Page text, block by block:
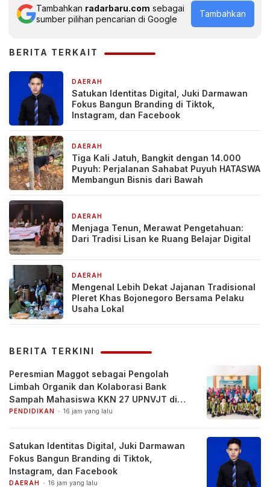
Tambahkan radarbaru.com sebagai
sumber pilihan pencarian di Google
Tambahkan
BERITA TERKAIT
DAERAH
Satukan Identitas Digital, Juki Darmawan
Fokus Bangun Branding di Tiktok,
Instagram, dan Facebook
DAERAH
Tiga Kali Jatuh, Bangkit dengan 14.000
Puyuh: Perjalanan Sahabat Puyuh HATASWA
Membangun Bisnis dari Bawah
DAERAH
Menjaga Tenun, Merawat Pengetahuan:
Dari Tradisi Lisan ke Ruang Belajar Digital
DAERAH
Mengenal Lebih Dekat Jajanan Tradisional
Pleret Khas Bojonegoro Bersama Pelaku
Usaha Lokal
BERITA TERKINI
Peresmian Maggot sebagai Pengolah
Limbah Organik dan Kolaborasi Bank
Sampah Mahasiswa KKN 27 UPNVJT di
Desa Pacul, Bojonegoro
PENDIDIKAN 16 jam yang lalu
Satukan Identitas Digital, Juki Darmawan
Fokus Bangun Branding di Tiktok,
Instagram, dan Facebook
DAERAH 16 jam yang lalu